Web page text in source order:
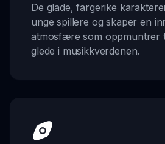
De glade, fargerike
unge spillere og skaper en
atmosfære som oppmuntrer
glede i musikkverdenen.